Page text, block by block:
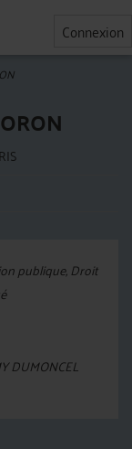
Connexion
publique, Droit
DUMONCEL